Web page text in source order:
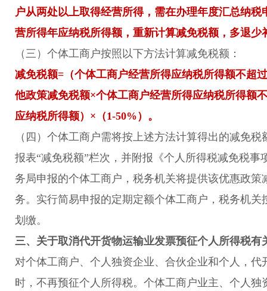
户从两处以上取得经营所得，需在办理年度汇总纳
营所得年应纳税所得额，重新计算减免税额，多退少
（三）个体工商户按照以下方法计算减免税额：
减免税额=（个体工商户经营所得应纳税所得额不超
他政策减免税额×个体工商户经营所得应纳税所得额
应纳税所得额）×（1-50%）。
（四）个体工商户需将按上述方法计算得出的减免
报表“减免税额”栏次，并附报《个人所得税减免税事
务局申报的个体工商户，税务机关将提供该优惠政策
务。实行简易申报的定期定额个体工商户，税务机关
划缴。
三、关于取消代开货物运输业发票预征个人所得税有
对个体工商户、个人独资企业、合伙企业和个人，代
时，不再预征个人所得税。个体工商户业主、个人独